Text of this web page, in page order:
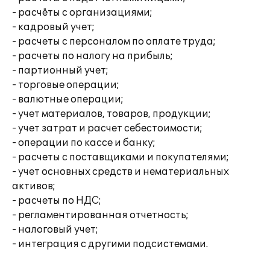
- расчёты с организациями;
- кадровый учет;
- расчеты с персоналом по оплате труда;
- расчеты по налогу на прибыль;
- партионный учет;
- торговые операции;
- валютные операции;
- учет материалов, товаров, продукции;
- учет затрат и расчет себестоимости;
- операции по кассе и банку;
- расчеты с поставщиками и покупателями;
- учет основных средств и нематериальных
активов;
- расчеты по НДС;
- регламентированная отчетность;
- налоговый учет;
- интеграция с другими подсистемами.